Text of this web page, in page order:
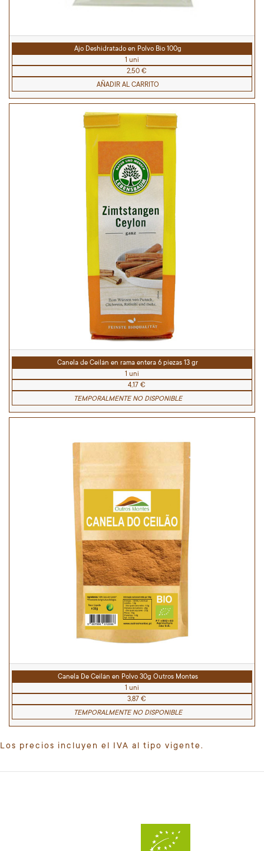
Ajo Deshidratado en Polvo Bio 100g
1 uni
2,50 €
AÑADIR AL CARRITO
Canela de Ceilán en rama entera 6 piezas 13 gr
1 uni
4,17 €
TEMPORALMENTE NO DISPONIBLE
Canela De Ceilán en Polvo 30g Outros Montes
1 uni
3,87 €
TEMPORALMENTE NO DISPONIBLE
Los precios incluyen el IVA al tipo vigente.